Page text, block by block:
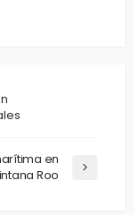
en
Roo